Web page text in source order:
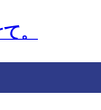
。